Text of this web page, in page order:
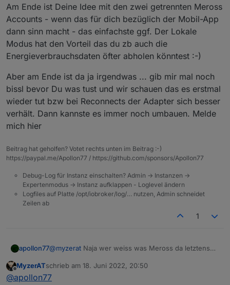
gab, aber auch dort tritt das Problem auf.
Master und Slave kommunizieren können.
Tulln verwende. War auch 2 Jahre kein Problem.
Außerdem sind ja alle Geräte in der selben App am
Wie meinst du das mit Port 80? Ich habe 18 Meross
Geräte in Tulln, kann aber auf der Fritzbox ja nur ein
Bzw. Wie schaffe ich es das mein Host, ich denke du
meinst den Master in Wien mit den Meross Geräten
in Tulln Lokal kommunizieren kann?
aber eine andere Idee!?
Meinst würde es klappen, wenn ich eine neue
diese Instanz dann dem "slave" zuweise, einen
neuen Meross Account anlege und die Geräte von
Tulln dort registriere (diese aus dem Account und der
Instanz Meross.0 vom Master in Wien entferne).
Natürlich müsste ich sämtliche scripte umändern,
Am Ende ist Deine Idee mit den zwei getrennten Meross
Accounts - wenn das für dich bezüglich der Mobil-App
dann sinn macht - das einfachste ggf. Der Lokale
Modus hat den Vorteil das du zb auch die
Energieverbrauchsdaten öfter abholen könntest :-)
Aber am Ende ist da ja irgendwas ... gib mir mal noch
bissl bevor Du was tust und wir schauen das es erstmal
wieder tut bzw bei Reconnects der Adapter sich besser
verhält. Dann kannste es immer noch umbauen. Melde
mich hier
Beitrag hat geholfen? Votet rechts unten im Beitrag :-)
https://paypal.me/Apollon77 / https://github.com/sponsors/Apollon77
Debug-Log für Instanz einschalten? Admin -> Instanzen ->
Expertenmodus -> Instanz aufklappen - Loglevel ändern
Logfiles auf Platte /opt/iobroker/log/… nutzen, Admin schneidet
Zeilen ab
1
apollon77@myzerat Naja wer weiss was Meross da letztens
Was Du mit Deinem Setup tun müsstest das quasi
der eine Standort auf "Port 80 aller Geräte am
Offline
MyzerATschrieb am 18. Juni 2022, 20:50
zuletzt editiert von
@apollon77